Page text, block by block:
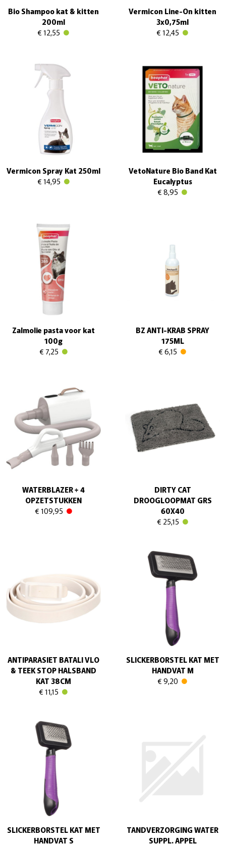
Bio Shampoo kat & kitten
200ml
€ 12,55
Vermicon Line-On kitten
3x0,75ml
€ 12,45
Vermicon Spray Kat 250ml
€ 14,95
VetoNature Bio Band Kat
Eucalyptus
€ 8,95
Zalmolie pasta voor kat
100g
€ 7,25
BZ ANTI-KRAB SPRAY
175ML
€ 6,15
WATERBLAZER + 4
OPZETSTUKKEN
€ 109,95
DIRTY CAT
DROOGLOOPMAT GRS
60X40
€ 25,15
ANTIPARASIET BATALI VLO
& TEEK STOP HALSBAND
KAT 38CM
€ 11,15
SLICKERBORSTEL KAT MET
HANDVAT M
€ 9,20
SLICKERBORSTEL KAT MET
HANDVAT S
TANDVERZORGING WATER
SUPPL. APPEL